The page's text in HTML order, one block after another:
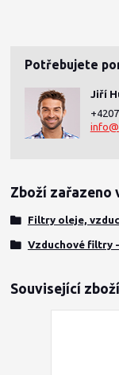
Potřebujete
Jiří
Zboží zařazeno
Filtry oleje,
Vzduchové filtry
Související zboží